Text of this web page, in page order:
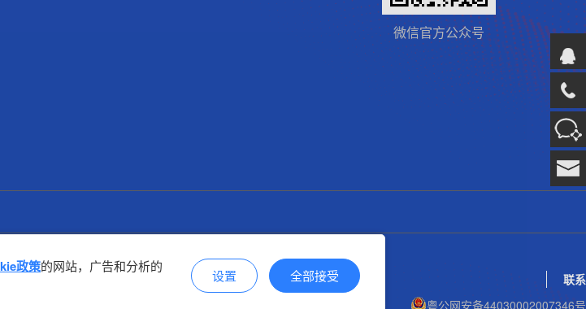
微信官方公众号
联系
粤公网安备44030002007346号
设置 全部接受
政策的网站，广告和分析的